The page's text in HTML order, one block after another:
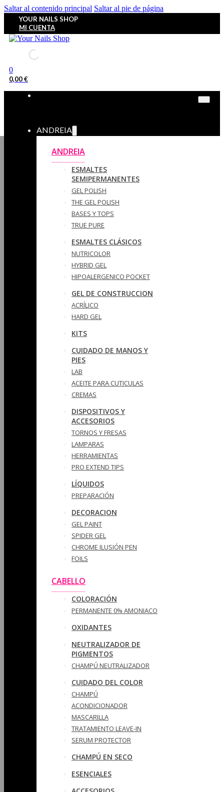
Saltar al contenido principal Saltar al pie de página
YOUR NAILS SHOP
MI CUENTA
0
0,00€
ANDREIA
ANDREIA
ESMALTES
SEMIPERMANENTES
GEL POLISH
THE GEL POLISH
BASES Y‎ TOPS
TRUE PURE
ESMALTES CLÁSICOS
NUTRICOLOR
HYBRID GEL
HIPOALERGENICO POCKET
GEL DE CONSTRUCCION
ACRÍLICO
HARD GEL
KITS
CUIDADO DE MANOS Y
PIES
LAB
ACEITE PARA CUTICULAS
CREMAS
DISPOSITIVOS Y
ACCESORIOS
TORNOS Y FRESAS
LAMPARAS
HERRAMIENTAS
PRO EXTEND TIPS
LÍQUIDOS
PREPARACIÓN
DECORACION
GEL PAINT
SPIDER GEL
CHROME ILUSIÓN PEN
FOILS
CABELLO
COLORACIÓN
PERMANENTE 0% AMONIACO
OXIDANTES
NEUTRALIZADOR DE
PIGMENTOS
CHAMPÚ NEUTRALIZADOR
CUIDADO DEL COLOR
CHAMPÚ
ACONDICIONADOR
MASCARILLA
TRATAMIENTO LEAVE-IN
SERUM PROTECTOR
CHAMPÚ EN SECO
ESENCIALES